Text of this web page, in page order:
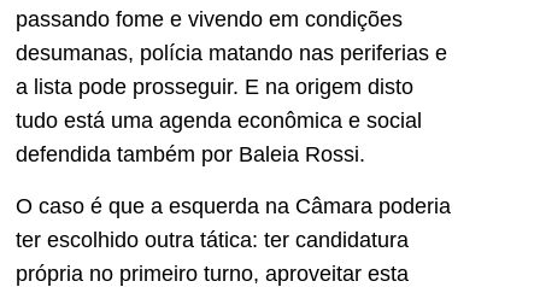
passando fome e vivendo em condições
desumanas, polícia matando nas periferias e
a lista pode prosseguir. E na origem disto
tudo está uma agenda econômica e social
defendida também por Baleia Rossi.
O caso é que a esquerda na Câmara poderia
ter escolhido outra tática: ter candidatura
própria no primeiro turno, aproveitar esta